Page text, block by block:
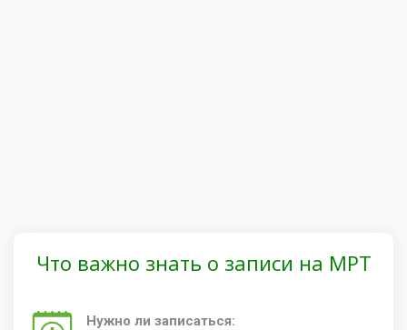
Что важно знать о записи на МРТ
Нужно ли записаться: